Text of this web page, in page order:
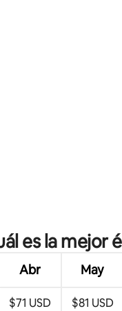
es la mejor
Abr May
$71 USD $81 USD